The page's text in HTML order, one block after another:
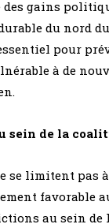
des gains
du nord du
pour
à de
sein de la
se limitent pas
favorable
au sein